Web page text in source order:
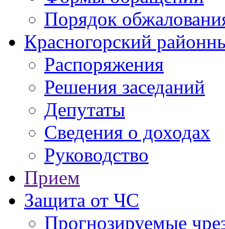
Порядок
Красногорский
Распоряжения
Решения заседаний
Депутаты
Сведения о доходах
Руководство
Прием
Защита от ЧС
Прогнозируемые